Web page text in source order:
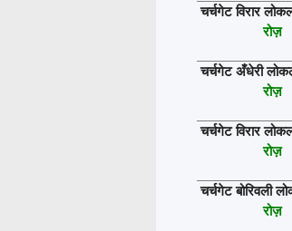
चर्चगेट विरार
रोज़
चर्चगेट अँधेरी
रोज़
चर्चगेट विरार
रोज़
चर्चगेट बोरिवली
रोज़